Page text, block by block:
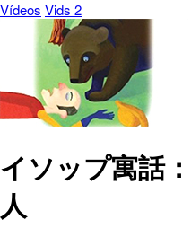
Vídeos Vids 2
イソップ寓話
人